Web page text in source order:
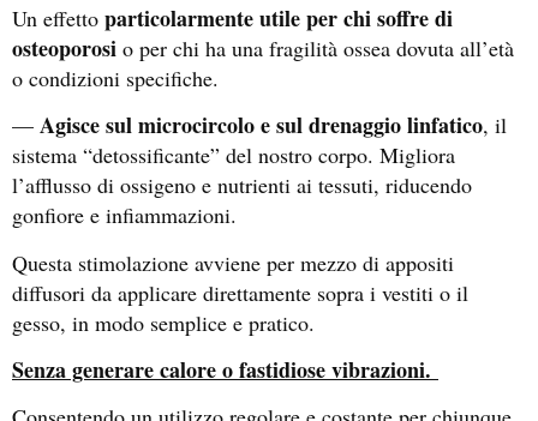
Un effetto particolarmente utile per chi soffre di
osteoporosi o per chi ha una fragilità ossea dovuta all’età
o condizioni specifiche.
— Agisce sul microcircolo e sul drenaggio linfatico, il
sistema “detossificante” del nostro corpo. Migliora
l’afflusso di ossigeno e nutrienti ai tessuti, riducendo
gonfiore e infiammazioni.
Questa stimolazione avviene per mezzo di appositi
diffusori da applicare direttamente sopra i vestiti o il
gesso, in modo semplice e pratico.
Senza generare calore o fastidiose vibrazioni.